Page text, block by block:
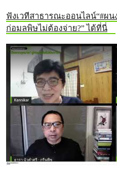
ฟังเวทีสาธารณะออนไลน์“#ผ
ก่อมลพิษไม่ต้องจ่าย?” ได้ที่นี่